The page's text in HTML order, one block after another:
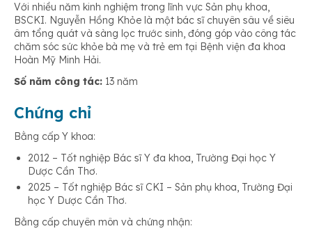
Với nhiều năm kinh nghiệm trong lĩnh vực Sản phụ khoa,
BSCKI. Nguyễn Hồng Khỏe là một bác sĩ chuyên sâu về siêu
âm tổng quát và sàng lọc trước sinh, đóng góp vào công tác
chăm sóc sức khỏe bà mẹ và trẻ em tại Bệnh viện đa khoa
Hoàn Mỹ Minh Hải.
Số năm công tác: 13 năm
Chứng chỉ
Bằng cấp Y khoa:
2012 – Tốt nghiệp Bác sĩ Y đa khoa, Trường Đại học Y
Dược Cần Thơ.
2025 – Tốt nghiệp Bác sĩ CKI – Sản phụ khoa, Trường Đại
học Y Dược Cần Thơ.
Bằng cấp chuyên môn và chứng nhận: